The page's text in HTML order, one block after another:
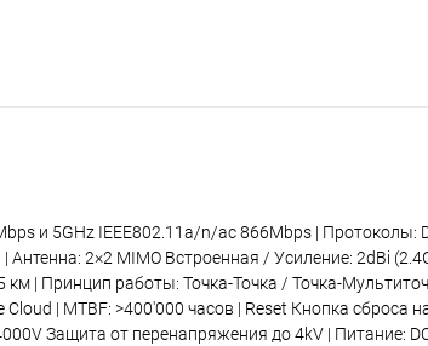
и 5GHz IEEE802.11a/n/ac 866Mbps | Протоколы:
2×2 MIMO Встроенная / Усиление: 2dBi
| Принцип работы: Точка-Точка / Точка-
| MTBF: >400'000 часов | Reset Кнопка сброса
Защита от перенапряжения до 4kV | Питание: